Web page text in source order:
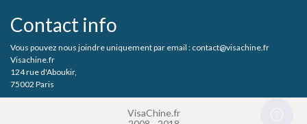
Contact info
Vous pouvez nous joindre uniquement par email : contact@visachine.fr
Visachine.fr
124 rue d'Aboukir,
75002 Paris
VisaChine.fr